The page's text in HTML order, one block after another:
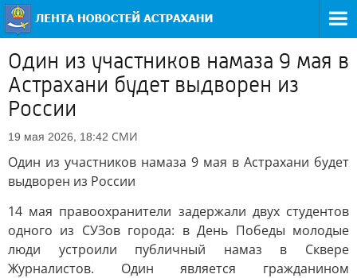
Один из участников намаза 9 мая в
Астрахани будет выдворен из
России
19 мая 2026, 18:42 СМИ
Один из участников намаза 9 мая в Астрахани будет
выдворен из России
14 мая правоохранители задержали двух студентов
одного из СУЗов города: в День Победы молодые
люди устроили публичный намаз в Сквере
Журналистов. Один является гражданином